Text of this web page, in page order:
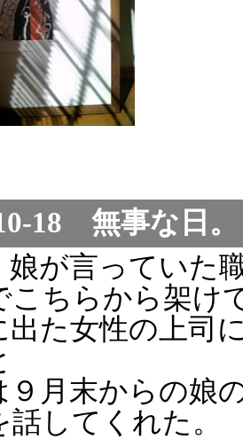
18 無事な日。
娘が言っていた
こちらから架け
出た女性の上司
９月末からの娘
話してくれた。